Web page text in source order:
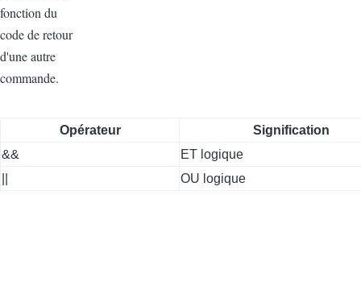
fonction du
code de retour
d'une autre
commande.
Opérateur
Signification
&&
ET logique
OU logique